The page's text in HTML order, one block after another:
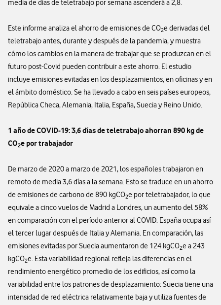
media de días de teletrabajo por semana ascenderá a 2,8.
Este informe analiza el ahorro de emisiones de CO2e derivadas del
teletrabajo antes, durante y después de la pandemia, y muestra
cómo los cambios en la manera de trabajar que se produzcan en el
futuro post-Covid pueden contribuir a este ahorro. El estudio
incluye emisiones evitadas en los desplazamientos, en oficinas y en
el ámbito doméstico. Se ha llevado a cabo en seis países europeos,
República Checa, Alemania, Italia, España, Suecia y Reino Unido.
1 año de COVID-19: 3,6 días de teletrabajo ahorran 890 kg de
CO2e por trabajador
De marzo de 2020 a marzo de 2021, los españoles trabajaron en
remoto de media 3,6 días a la semana. Esto se traduce en un ahorro
de emisiones de carbono de 890 kgCO2e por teletrabajador, lo que
equivale a cinco vuelos de Madrid a Londres, un aumento del 58%
en comparación con el período anterior al COVID. España ocupa así
el tercer lugar después de Italia y Alemania. En comparación, las
emisiones evitadas por Suecia aumentaron de 124 kgCO2e a 243
kgCO2e. Esta variabilidad regional refleja las diferencias en el
rendimiento energético promedio de los edificios, así como la
variabilidad entre los patrones de desplazamiento: Suecia tiene una
intensidad de red eléctrica relativamente baja y utiliza fuentes de